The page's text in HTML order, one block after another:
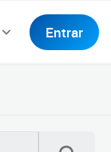
Entrar